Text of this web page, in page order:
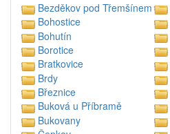
Bezděkov pod Třemšínem
Bohostice
Bohutín
Borotice
Bratkovice
Brdy
Březnice
Buková u Příbramě
Bukovany